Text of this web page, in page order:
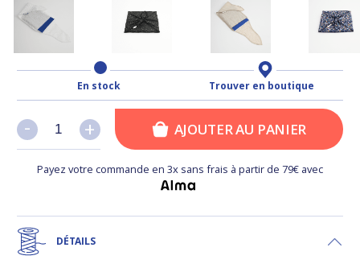
En stock Trouver en boutique
+
- +
- AJOUTER AU PANIER
Payez votre commande en 3x sans frais à partir de 79€ avec
DÉTAILS